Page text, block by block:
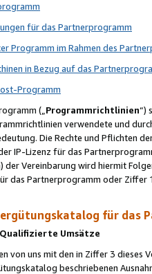
für das Partnerprogramm
Programm im Rahmen des
in Bezug auf das
Programm
(„Programmrichtlinien“)
verwendete und
Die Rechte und Pflichten
IP-Lizenz für das
der Vereinbarung wird hiermit
das Partnerprogramm oder
für das
Umsätze
von uns mit den in Ziffer 3
beschriebenen